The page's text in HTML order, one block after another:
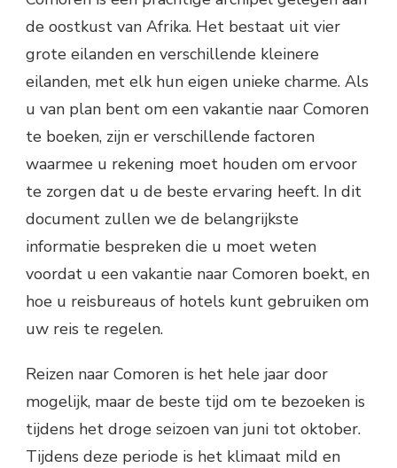
de oostkust van Afrika. Het bestaat uit vier
grote eilanden en verschillende kleinere
eilanden, met elk hun eigen unieke charme. Als
u van plan bent om een vakantie naar Comoren
te boeken, zijn er verschillende factoren
waarmee u rekening moet houden om ervoor
te zorgen dat u de beste ervaring heeft. In dit
document zullen we de belangrijkste
informatie bespreken die u moet weten
voordat u een vakantie naar Comoren boekt, en
hoe u reisbureaus of hotels kunt gebruiken om
uw reis te regelen.
Reizen naar Comoren is het hele jaar door
mogelijk, maar de beste tijd om te bezoeken is
tijdens het droge seizoen van juni tot oktober.
Tijdens deze periode is het klimaat mild en